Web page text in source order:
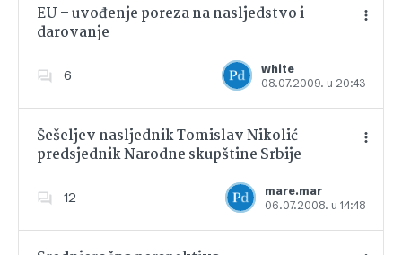
EU – uvođenje poreza na nasljedstvo i
darovanje
6
white
08.07.2009. u 20:43
Dodajte u favorite
Šešeljev nasljednik Tomislav Nikolić
predsjednik Narodne skupštine Srbije
12
mare.mar
06.07.2008. u 14:48
Dodajte u favorite